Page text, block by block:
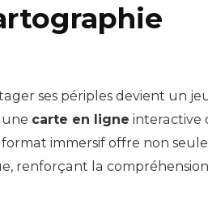
ses périples devient un
carte en ligne interactive
immersif offre non
renforçant la